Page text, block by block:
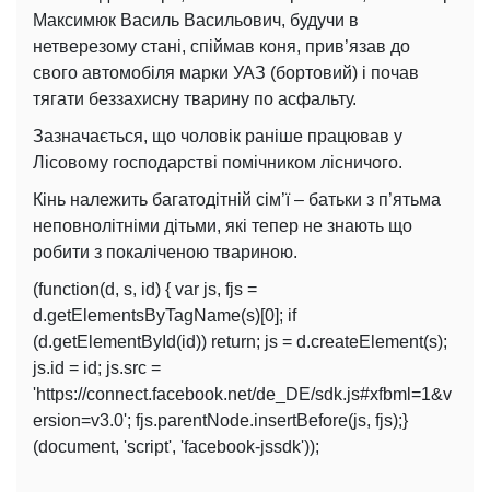
Максимюк Василь Васильович, будучи в
нетверезому стані, спіймав коня, прив’язав до
свого автомобіля марки УАЗ (бортовий) і почав
тягати беззахисну тварину по асфальту.
Зазначається, що чоловік раніше працював у
Лісовому господарстві помічником лісничого.
Кінь належить багатодітній сім’ї – батьки з п’ятьма
неповнолітніми дітьми, які тепер не знають що
робити з покаліченою твариною.
(function(d, s, id) { var js, fjs =
d.getElementsByTagName(s)[0]; if
(d.getElementById(id)) return; js = d.createElement(s);
js.id = id; js.src =
'https://connect.facebook.net/de_DE/sdk.js#xfbml=1&v
ersion=v3.0'; fjs.parentNode.insertBefore(js, fjs);}
(document, 'script', 'facebook-jssdk'));